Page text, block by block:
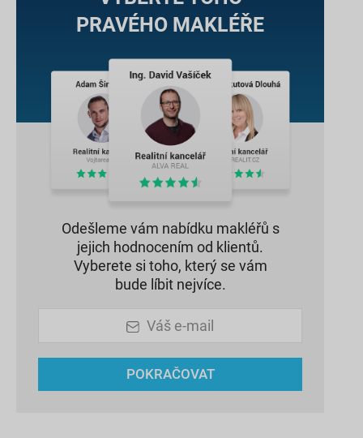
PRAVÉHO MAKLÉŘE
Odešleme vám nabídku makléřů s
jejich hodnocením od klientů.
Vyberete si toho, který se vám
bude líbit nejvíce.
Váš e-mail
POKRAČOVAT